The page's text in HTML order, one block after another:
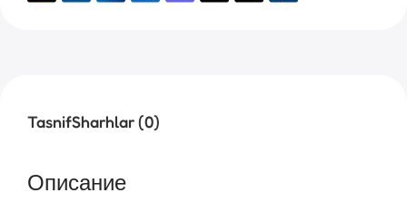
TasnifSharhlar (0)
Описание